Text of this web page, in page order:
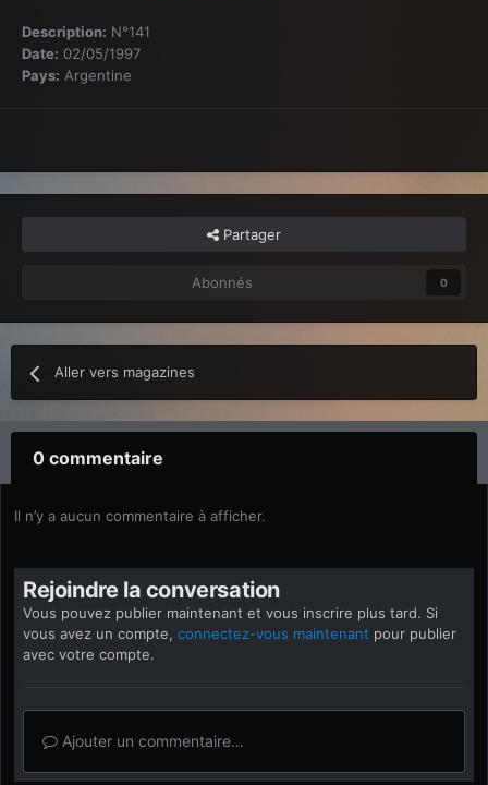
Description: N°141
Date: 02/05/1997
Pays: Argentine
Partager
Abonnés 0
Aller vers magazines
0 commentaire
Il n’y a aucun commentaire à afficher.
Rejoindre la conversation
Vous pouvez publier maintenant et vous inscrire plus tard. Si
vous avez un compte, connectez-vous maintenant pour publier
avec votre compte.
Ajouter un commentaire…